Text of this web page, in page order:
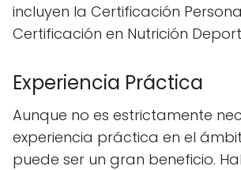
incluyen la Certificación
Certificación en Nutrición
Experiencia Práctica
Aunque no es estrictamente
experiencia práctica en el
puede ser un gran beneficio.